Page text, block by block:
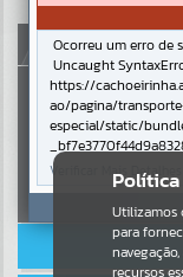
NOTÍCIAS
Utilizamos
para
recursos
Ocorreu um erro de
Uncaught
https://
ao/pagina/
especial/static/
Verificar Mais Detalhes